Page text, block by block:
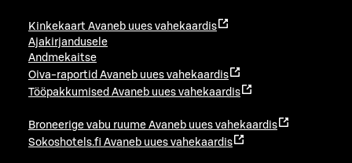
Kinkekaart Avaneb uues vahekaardis
Ajakirjandusele
Andmekaitse
Oiva-raportid Avaneb uues vahekaardis
Tööpakkumised Avaneb uues vahekaardis
Broneerige vabu ruume Avaneb uues vahekaardis
Sokoshotels.fi Avaneb uues vahekaardis